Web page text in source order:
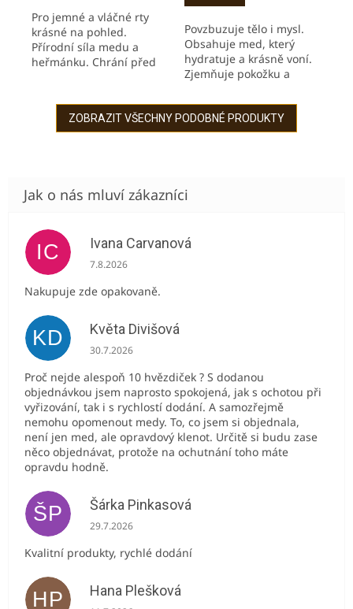
5
hvězdiček.
Pro jemné a vláčné rty
krásné na pohled.
Přírodní síla medu a
heřmánku. Chrání před
Povzbuzuje tělo i mysl.
Obsahuje med, který
hydratuje a krásně voní.
Zjemňuje pokožku a
ZOBRAZIT VŠECHNY PODOBNÉ PRODUKTY
IC Ivana Carvanová
Hodnocení obchodu je 5 z 5 hvězdiček.
7.8.2026
Nakupuje zde opakovaně.
KD Květa Divišová
Hodnocení obchodu je 5 z 5 hvězdiček.
30.7.2026
Proč nejde alespoň 10 hvězdiček ? S dodanou
objednávkou jsem naprosto spokojená, jak s ochotou při
vyřizování, tak i s rychlostí dodání. A samozřejmě
nemohu opomenout medy. To, co jsem si objednala,
není jen med, ale opravdový klenot. Určitě si budu zase
něco objednávat, protože na ochutnání toho máte
opravdu hodně.
ŠP Šárka Pinkasová
Hodnocení obchodu je 5 z 5 hvězdiček.
29.7.2026
Kvalitní produkty, rychlé dodání
HP Hana Plešková